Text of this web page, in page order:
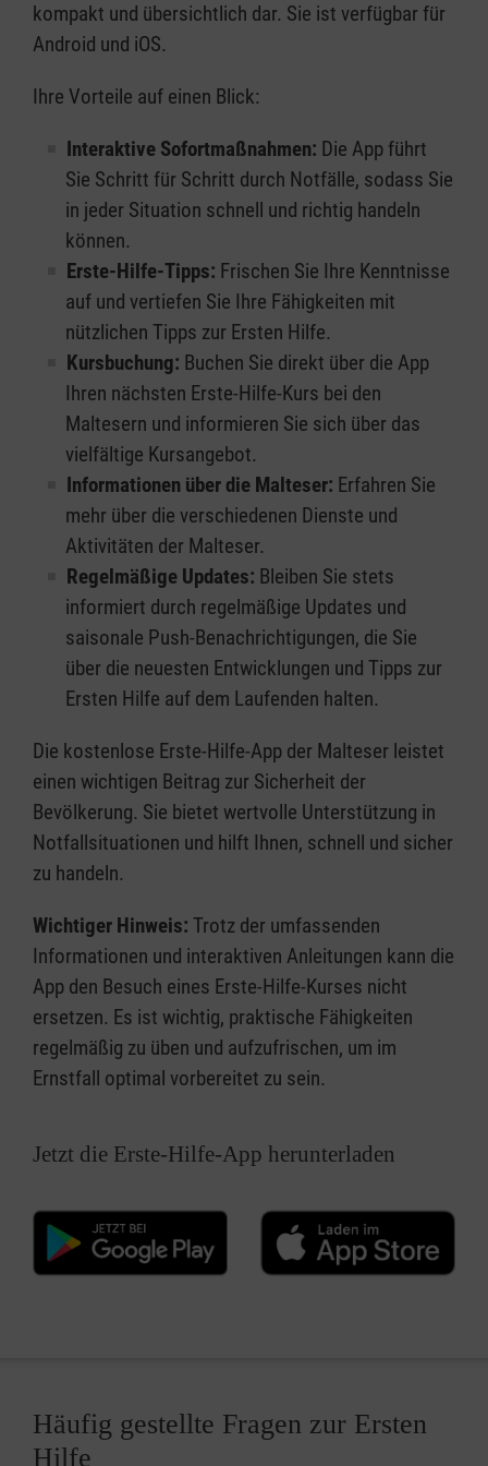
kompakt und übersichtlich dar. Sie ist verfügbar für
Android und iOS.
Ihre Vorteile auf einen Blick:
Interaktive Sofortmaßnahmen: Die App führt
Sie Schritt für Schritt durch Notfälle, sodass Sie
in jeder Situation schnell und richtig handeln
können.
Erste-Hilfe-Tipps: Frischen Sie Ihre Kenntnisse
auf und vertiefen Sie Ihre Fähigkeiten mit
nützlichen Tipps zur Ersten Hilfe.
Kursbuchung: Buchen Sie direkt über die App
Ihren nächsten Erste-Hilfe-Kurs bei den
Maltesern und informieren Sie sich über das
vielfältige Kursangebot.
Informationen über die Malteser: Erfahren Sie
mehr über die verschiedenen Dienste und
Aktivitäten der Malteser.
Regelmäßige Updates: Bleiben Sie stets
informiert durch regelmäßige Updates und
saisonale Push-Benachrichtigungen, die Sie
über die neuesten Entwicklungen und Tipps zur
Ersten Hilfe auf dem Laufenden halten.
Die kostenlose Erste-Hilfe-App der Malteser leistet
einen wichtigen Beitrag zur Sicherheit der
Bevölkerung. Sie bietet wertvolle Unterstützung in
Notfallsituationen und hilft Ihnen, schnell und sicher
zu handeln.
Wichtiger Hinweis: Trotz der umfassenden
Informationen und interaktiven Anleitungen kann die
App den Besuch eines Erste-Hilfe-Kurses nicht
ersetzen. Es ist wichtig, praktische Fähigkeiten
regelmäßig zu üben und aufzufrischen, um im
Ernstfall optimal vorbereitet zu sein.
Jetzt die Erste-Hilfe-App herunterladen
Häufig gestellte Fragen zur Ersten
Hilfe